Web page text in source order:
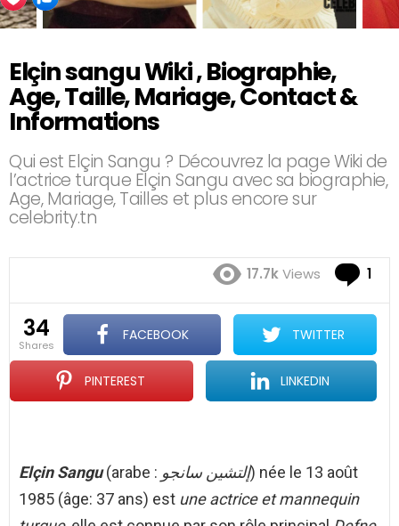
Elçin sangu Wiki , Biographie,
Age, Taille, Mariage, Contact &
Informations
Qui est Elçin Sangu ? Découvrez la page Wiki de
l’actrice turque Elçin Sangu avec sa biographie,
Age, Mariage, Tailles et plus encore sur
celebrity.tn
17.7kViews 1
34
shares
FACEBOOK TWITTER
PINTEREST LINKEDIN
Elçin Sangu(arabe : إلتشين سانجو) née le 13 août
1985 (âge: 37 ans) est une actrice et mannequin